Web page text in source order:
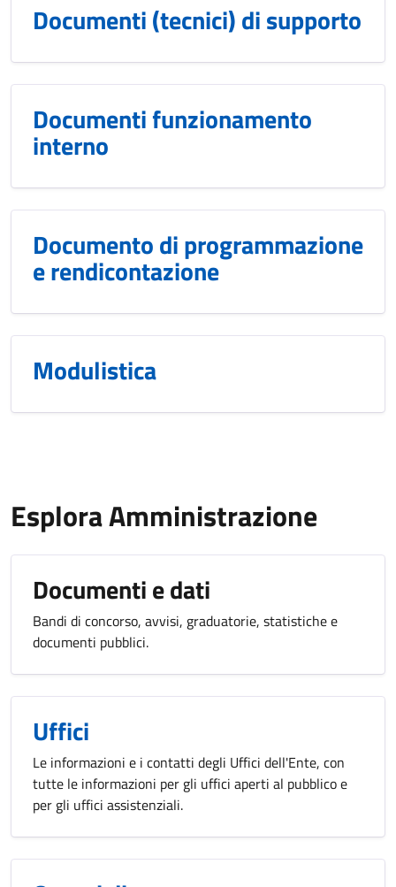
Documenti (tecnici) di supporto
Documenti funzionamento
interno
Documento di programmazione
e rendicontazione
Modulistica
Esplora Amministrazione
Documenti e dati
Bandi di concorso, avvisi, graduatorie, statistiche e
documenti pubblici.
Uffici
Le informazioni e i contatti degli Uffici dell'Ente, con
tutte le informazioni per gli uffici aperti al pubblico e
per gli uffici assistenziali.